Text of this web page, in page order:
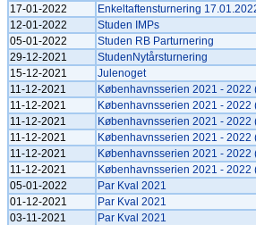
17-01-2022
Enkeltaftensturnering
12-01-2022
Studen IMPs
05-01-2022
Studen RB Parturnering
29-12-2021
StudenNytårsturnering
15-12-2021
Julenoget
11-12-2021
Københavnsserien 2021 - 2022
11-12-2021
Københavnsserien 2021 - 2022
11-12-2021
Københavnsserien 2021 - 2022
11-12-2021
Københavnsserien 2021 - 2022
11-12-2021
Københavnsserien 2021 - 2022
11-12-2021
Københavnsserien 2021 - 2022
05-01-2022
Par Kval 2021
01-12-2021
Par Kval 2021
03-11-2021
Par Kval 2021